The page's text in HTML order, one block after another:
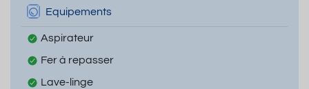
Equipements
Aspirateur
Fer à repasser
Lave-linge